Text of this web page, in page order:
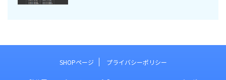
SHOPページ プライバシーポリシー